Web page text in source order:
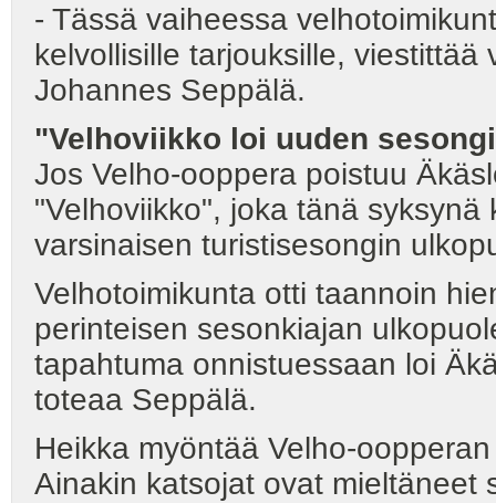
- Tässä vaiheessa
kelvollisille tarjouksille,
Johannes Seppälä.
"Velhoviikko loi uuden
Jos Velho-ooppera poistuu
"Velhoviikko", joka tänä
varsinaisen turistisesongin
Velhotoimikunta otti taannoin
perinteisen sesonkiajan
tapahtuma onnistuessaan loi
toteaa Seppälä.
Heikka myöntää Velho-
Ainakin katsojat ovat mieltäneet